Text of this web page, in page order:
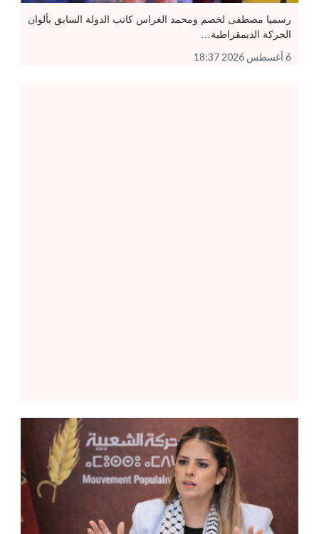
رسميا مصطفى لخصم ومحمد الغراس كاتب الدولة السابق بألوان
الحركة الديمقراطية…
6 أغسطس 2026 18:37